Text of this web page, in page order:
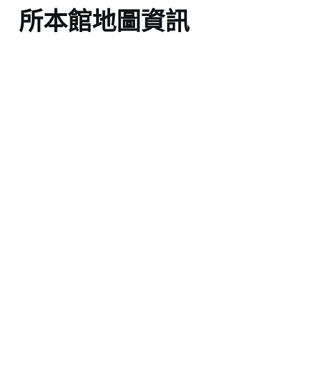
所本館地圖資訊